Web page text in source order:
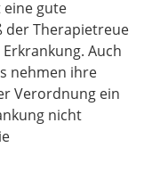
gute
der Therapietreue
Auch
nehmen ihre
Verordnung ein
nicht